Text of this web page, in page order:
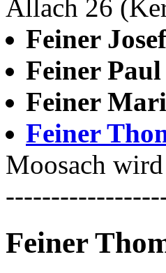
Allach 26
Feiner
Feiner Paul
Feiner
Feiner
Moosach
Feiner